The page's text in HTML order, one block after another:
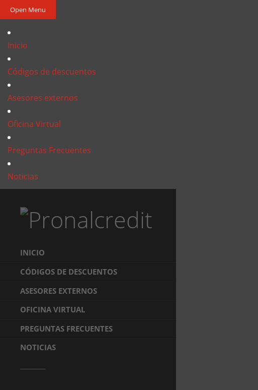
Open Menu
Inicio
Códigos de descuentos
Asesores externos
Oficina Virtual
Preguntas Frecuentes
Noticias
INICIO
CÓDIGOS DE DESCUENTOS
ASESORES EXTERNOS
OFICINA VIRTUAL
PREGUNTAS FRECUENTES
NOTICIAS